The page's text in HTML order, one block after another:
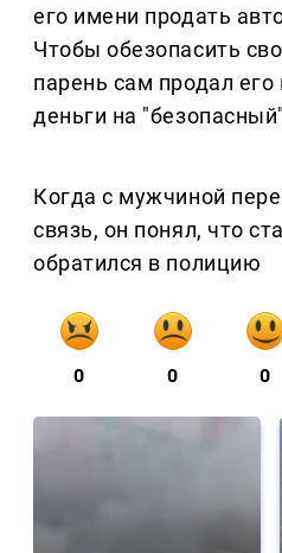
его имени продать
Чтобы обезопасить
парень сам продал его
деньги на
Когда с мужчиной
связь, он понял, что
обратился в полицию
0 0 0